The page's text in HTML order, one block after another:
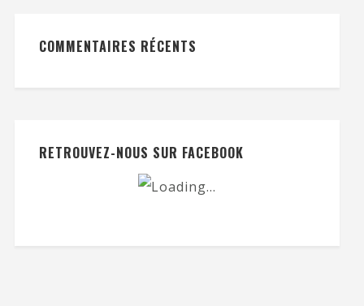
COMMENTAIRES RÉCENTS
RETROUVEZ-NOUS SUR FACEBOOK